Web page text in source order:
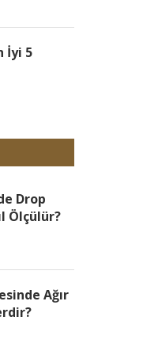
İyi 5
Drop
Ölçülür?
Ağır